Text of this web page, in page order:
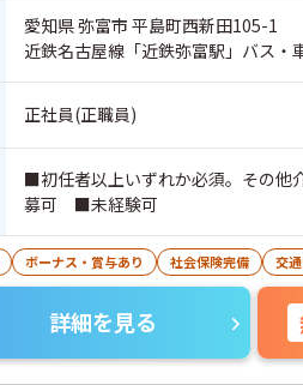
愛知県 弥富市 平島町西新田105-1
近鉄名古屋線「近鉄弥富駅」バス・
正社員(正職員)
■初任者以上いずれか必須。その他
募可 ■未経験可
ボーナス・賞与あり 社会保険完備 交
詳細を見る